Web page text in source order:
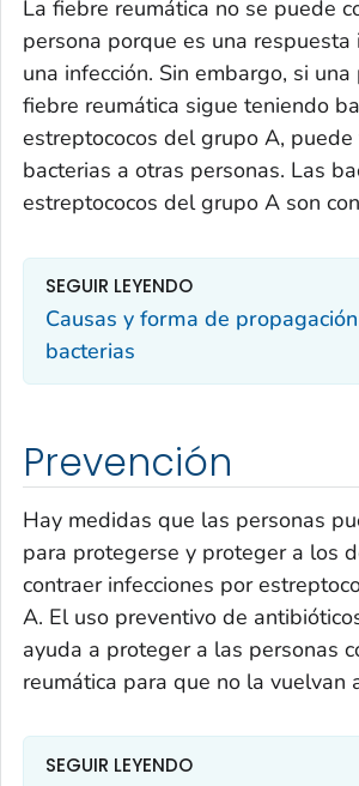
La fiebre reumática no se puede
persona porque es una respuesta
una infección. Sin embargo, si una
fiebre reumática sigue teniendo
estreptococos del grupo A,
bacterias a otras personas. Las
estreptococos del grupo A son
SEGUIR LEYENDO
Causas y forma de
bacterias
Prevención
Hay medidas que las personas
para protegerse y proteger a los
contraer infecciones por
A. El uso preventivo de
ayuda a proteger a las personas
reumática para que no la vuelvan
SEGUIR LEYENDO